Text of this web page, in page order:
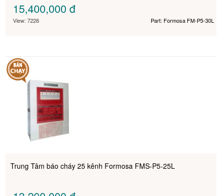
15,400,000đ
View: 7226 Part: Formosa FM-P5-30L
Trung Tâm báo cháy 25 kênh Formosa FMS-P5-25L